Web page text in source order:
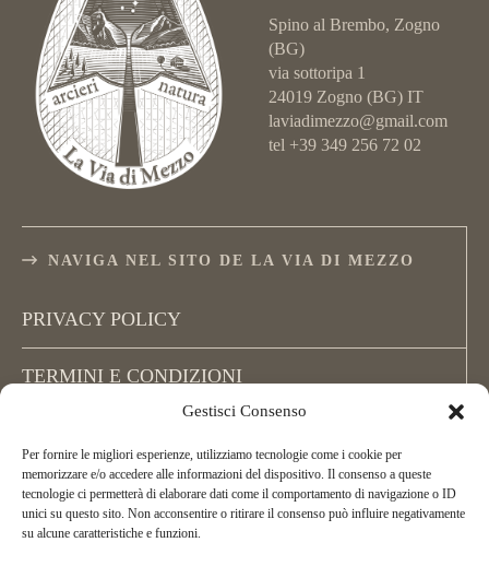
Gestisci Consenso
Per fornire le migliori esperienze, utilizziamo tecnologie come i cookie per
memorizzare e/o accedere alle informazioni del dispositivo. Il consenso a queste
tecnologie ci permetterà di elaborare dati come il comportamento di navigazione o ID
unici su questo sito. Non acconsentire o ritirare il consenso può influire negativamente
su alcune caratteristiche e funzioni.
Spino al Brembo, Zogno
(BG)
via sottoripa 1
24019 Zogno (BG) IT
laviadimezzo@gmail.com
tel +39 349 256 72 02
NAVIGA NEL SITO DE LA VIA DI MEZZO
PRIVACY POLICY
TERMINI E CONDIZIONI